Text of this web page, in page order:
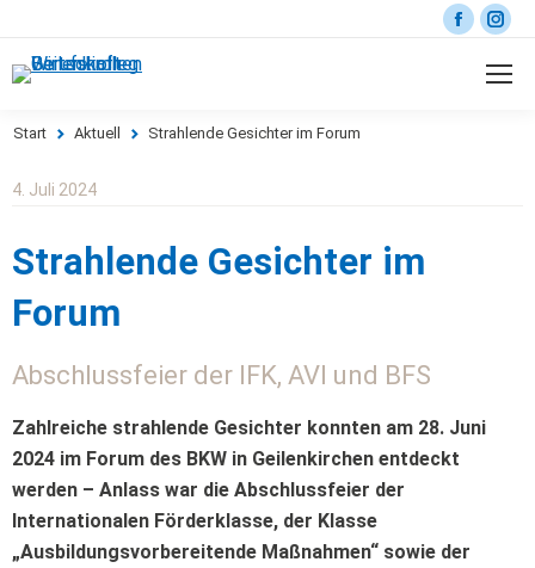
Sie befinden sich hier:
Start Aktuell Strahlende Gesichter im Forum
4. Juli 2024
Strahlende Gesichter im
Forum
Abschlussfeier der IFK, AVI und BFS
Zahlreiche strahlende Gesichter konnten am 28. Juni
2024 im Forum des BKW in Geilenkirchen entdeckt
werden – Anlass war die Abschlussfeier der
Internationalen Förderklasse, der Klasse
„Ausbildungsvorbereitende Maßnahmen“ sowie der